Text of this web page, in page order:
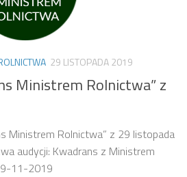
29 LISTOPADA 2019
Ministrem Rolnictwa” z
Ministrem Rolnictwa” z 29 listopada
audycji: Kwadrans z Ministrem
11-2019